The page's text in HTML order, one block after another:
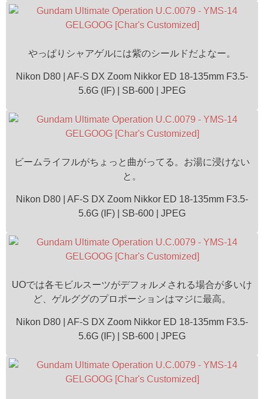
やっぱりシャアゲルには紫のシールドだよなー。
Nikon D80 | AF-S DX Zoom Nikkor ED 18-135mm F3.5-
5.6G (IF) | SB-600 | JPEG
ビームライフルがちょっと曲がってる。お湯に浸けない
と。
Nikon D80 | AF-S DX Zoom Nikkor ED 18-135mm F3.5-
5.6G (IF) | SB-600 | JPEG
UOでは各モビルスーツがデフォルメされる場合が多いけ
ど、ゲルググのプロポーションはマジに最高。
Nikon D80 | AF-S DX Zoom Nikkor ED 18-135mm F3.5-
5.6G (IF) | SB-600 | JPEG